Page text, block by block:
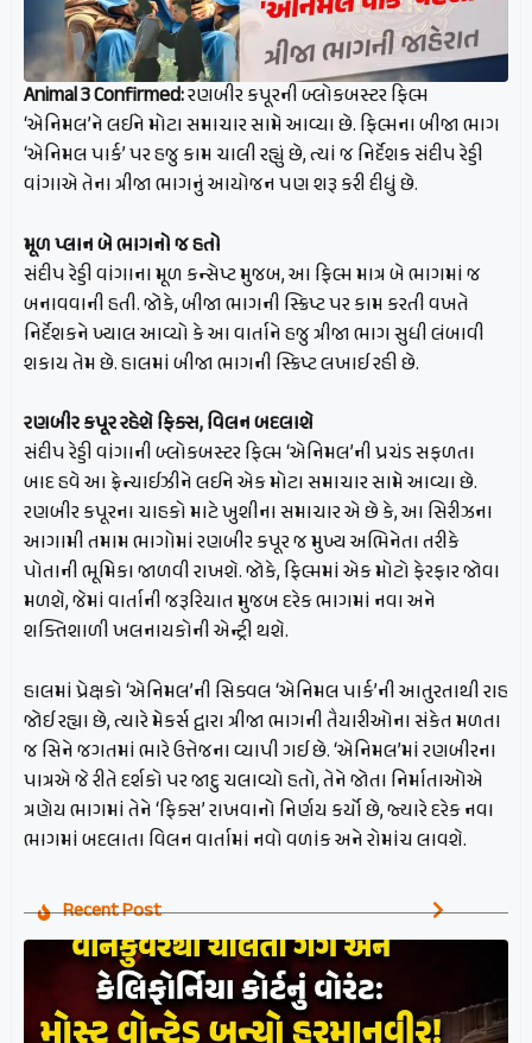
Animal 3 Confirmed:રણબીર કપૂરની બ્લોકબસ્ટર ફિલ્મ
‘એનિમલ’ને લઈને મોટા સમાચાર સામે આવ્યા છે. ફિલ્મના બીજા ભાગ
‘એનિમલ પાર્ક’ પર હજુ કામ ચાલી રહ્યું છે, ત્યાં જ નિર્દેશક સંદીપ રેડ્ડી
વાંગાએ તેના ત્રીજા ભાગનું આયોજન પણ શરૂ કરી દીધું છે.
મૂળ પ્લાન બે ભાગનો જ હતો
સંદીપ રેડ્ડી વાંગાના મૂળ કન્સેપ્ટ મુજબ, આ ફિલ્મ માત્ર બે ભાગમાં જ
બનાવવાની હતી. જોકે, બીજા ભાગની સ્ક્રિપ્ટ પર કામ કરતી વખતે
નિર્દેશકને ખ્યાલ આવ્યો કે આ વાર્તાને હજુ ત્રીજા ભાગ સુધી લંબાવી
શકાય તેમ છે. હાલમાં બીજા ભાગની સ્ક્રિપ્ટ લખાઈ રહી છે.
રણબીર કપૂર રહેશે ફિક્સ, વિલન બદલાશે
સંદીપ રેડ્ડી વાંગાની બ્લોકબસ્ટર ફિલ્મ ‘એનિમલ’ની પ્રચંડ સફળતા
બાદ હવે આ ફ્રેન્ચાઈઝીને લઈને એક મોટા સમાચાર સામે આવ્યા છે.
રણબીર કપૂરના ચાહકો માટે ખુશીના સમાચાર એ છે કે, આ સિરીઝના
આગામી તમામ ભાગોમાં રણબીર કપૂર જ મુખ્ય અભિનેતા તરીકે
પોતાની ભૂમિકા જાળવી રાખશે. જોકે, ફિલ્મમાં એક મોટો ફેરફાર જોવા
મળશે, જેમાં વાર્તાની જરૂરિયાત મુજબ દરેક ભાગમાં નવા અને
શક્તિશાળી ખલનાયકોની એન્ટ્રી થશે.
હાલમાં પ્રેક્ષકો ‘એનિમલ’ની સિક્વલ ‘એનિમલ પાર્ક’ની આતુરતાથી રાહ
જોઈ રહ્યા છે, ત્યારે મેકર્સ દ્વારા ત્રીજા ભાગની તૈયારીઓના સંકેત મળતા
જ સિને જગતમાં ભારે ઉત્તેજના વ્યાપી ગઈ છે. ‘એનિમલ’માં રણબીરના
પાત્રએ જે રીતે દર્શકો પર જાદુ ચલાવ્યો હતો, તેને જોતા નિર્માતાઓએ
ત્રણેય ભાગમાં તેને ‘ફિક્સ’ રાખવાનો નિર્ણય કર્યો છે, જ્યારે દરેક નવા
ભાગમાં બદલાતા વિલન વાર્તામાં નવો વળાંક અને રોમાંચ લાવશે.
Recent Post